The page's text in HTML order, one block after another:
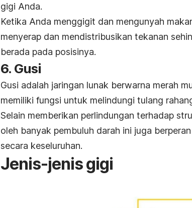
gigi Anda.
Ketika Anda menggigit dan mengunyah
menyerap dan mendistribusikan tekanan
berada pada posisinya.
6. Gusi
Gusi adalah jaringan lunak berwarna merah
memiliki fungsi untuk melindungi tulang
Selain memberikan perlindungan terhadap
oleh banyak pembuluh darah ini juga
secara keseluruhan.
Jenis-jenis gigi